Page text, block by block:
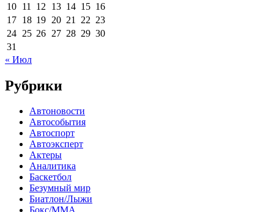
10 11 12 13 14 15 16
17 18 19 20 21 22 23
24 25 26 27 28 29 30
31
« Июл
Рубрики
Автоновости
Автособытия
Автоспорт
Автоэксперт
Актеры
Аналитика
Баскетбол
Безумный мир
Биатлон/Лыжи